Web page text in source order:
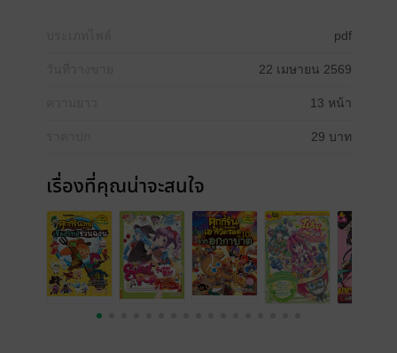
pdf
22 เมษายน 2569
13 หน้า
29 บาท
เรื่องที่คุณน่าจะสนใจ